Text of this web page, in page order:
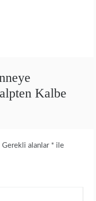
Kalbe
Gerekli alanlar * ile